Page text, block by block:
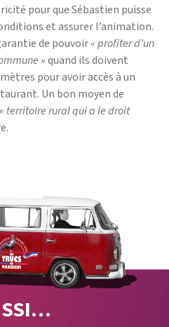
pour que Sébastien puisse
et assurer l’animation.
de pouvoir« profiter d’un
»quand ils doivent
pour avoir accès à un
Un bon moyen de
« territoire rural qui a le droit